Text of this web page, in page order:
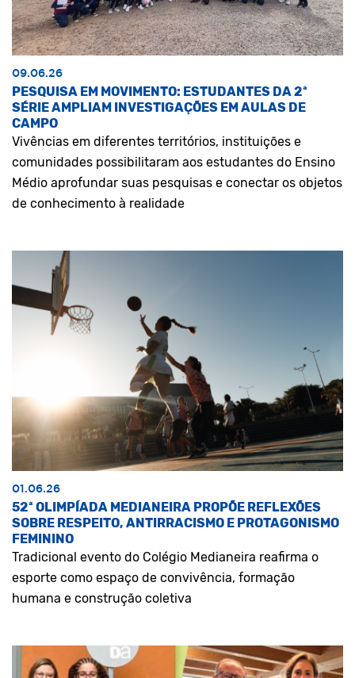
09.06.26
PESQUISA EM MOVIMENTO: ESTUDANTES DA 2ª
SÉRIE AMPLIAM INVESTIGAÇÕES EM AULAS DE
CAMPO
Vivências em diferentes territórios, instituições e
comunidades possibilitaram aos estudantes do Ensino
Médio aprofundar suas pesquisas e conectar os objetos
de conhecimento à realidade
01.06.26
52ª OLIMPÍADA MEDIANEIRA PROPÕE REFLEXÕES
SOBRE RESPEITO, ANTIRRACISMO E PROTAGONISMO
FEMININO
Tradicional evento do Colégio Medianeira reafirma o
esporte como espaço de convivência, formação
humana e construção coletiva